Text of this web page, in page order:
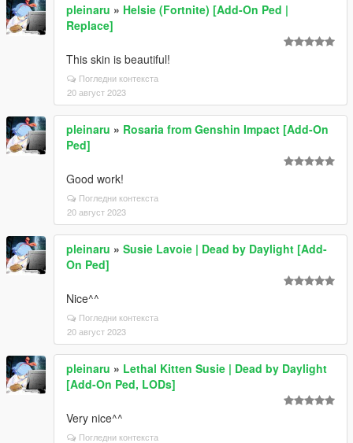
pleinaru » Helsie (Fortnite) [Add-On Ped |
Replace]
This skin is beautiful!
Погледни контекста
20 август 2023
pleinaru » Rosaria from Genshin Impact [Add-On
Ped]
Good work!
Погледни контекста
20 август 2023
pleinaru » Susie Lavoie | Dead by Daylight [Add-
On Ped]
Nice^^
Погледни контекста
20 август 2023
pleinaru » Lethal Kitten Susie | Dead by Daylight
[Add-On Ped, LODs]
Very nice^^
Погледни контекста